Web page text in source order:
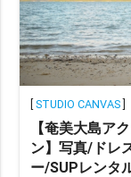
[STUDIO CANVAS]
【奄美大島ア
ン】写真/ドレ
ー/SUPレンタ